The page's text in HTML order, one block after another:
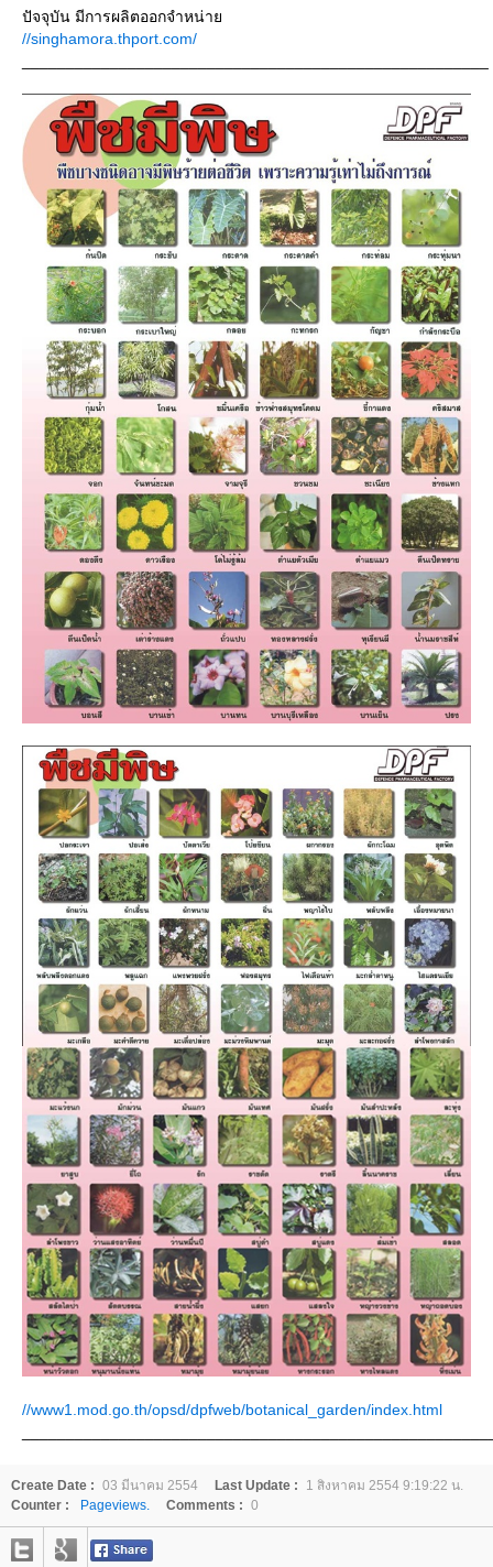
ปัจจุบัน มีการผลิตออกจำหน่า
//singhamora.thport.com/
//www1.mod.go.th/opsd/dpfweb/botanical_garden/index.html
Create Date : 03 มีนาคม 2554 Last Update :
1 สิงหาคม 2554 9:19:22 น.
Counter :
Pageviews. Comments : 0